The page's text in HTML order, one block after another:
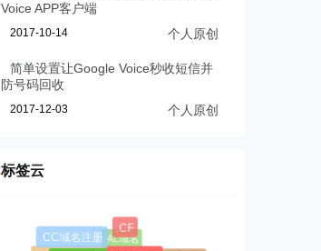
Voice APP客户端
2017-10-14 个人原创
简单设置让Google Voice秒收短信并
防号码回收
2017-12-03 个人原创
标签云
.AL域名
.CC域名注册
.CF